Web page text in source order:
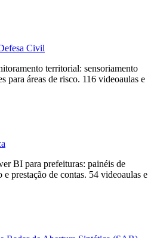
Civil
territorial: sensoriamento
para áreas de risco. 116 videoaulas e
BI para prefeituras: painéis de
prestação de contas. 54 videoaulas e